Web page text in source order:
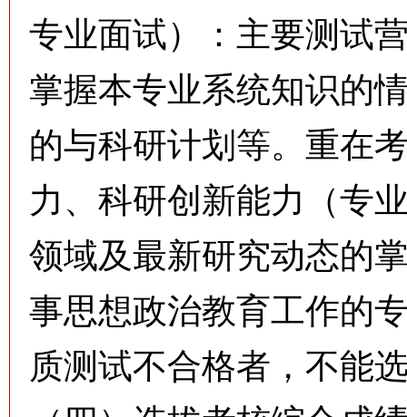
专业面试）：主要测试
掌握本专业系统知识的
的与科研计划等。重在
力、科研创新能力（专
领域及最新研究动态的
事思想政治教育工作的
质测试不合格者，不能